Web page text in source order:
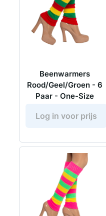
Beenwarmers
Rood/Geel/Groen - 6
Paar - One-Size
Log in voor prijs